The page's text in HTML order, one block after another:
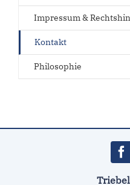
Impressum &
Kontakt
Philosophie